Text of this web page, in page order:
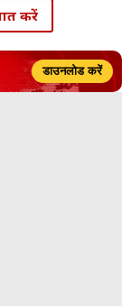
करें
डाउनलोड करें